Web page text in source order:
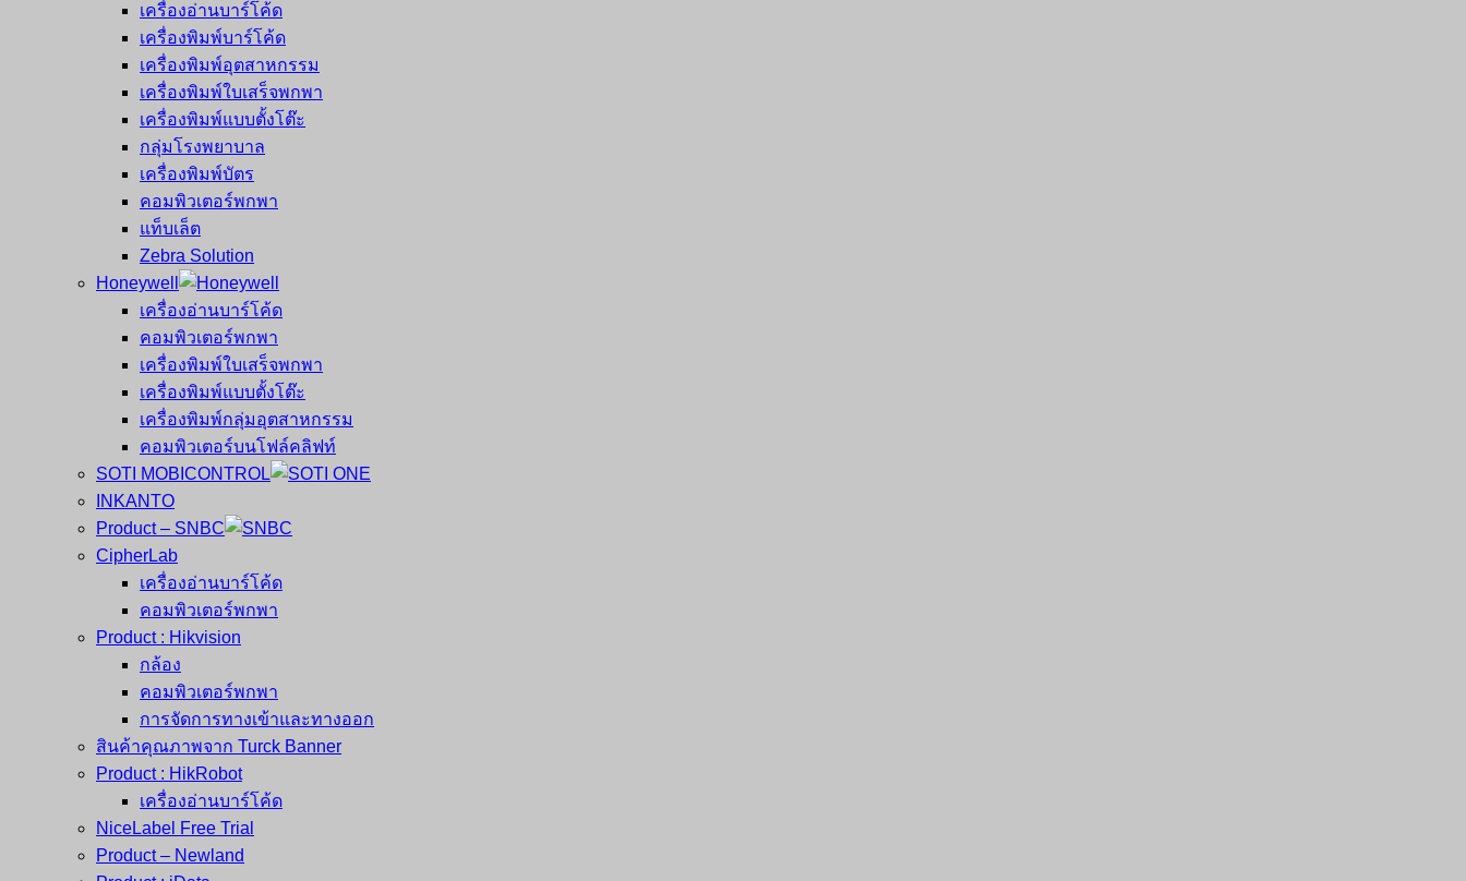
เครื่องอ่านบาร์โค้ด
เครื่องพิมพ์บาร์โค้ด
เครื่องพิมพ์อุตสาหกรรม
เครื่องพิมพ์ใบเสร็จพกพา
เครื่องพิมพ์แบบตั้งโต๊ะ
กลุ่มโรงพยาบาล
เครื่องพิมพ์บัตร
คอมพิวเตอร์พกพา
แท็บเล็ต
Zebra Solution
Honeywell
เครื่องอ่านบาร์โค้ด
คอมพิวเตอร์พกพา
เครื่องพิมพ์ใบเสร็จพกพา
เครื่องพิมพ์แบบตั้งโต๊ะ
เครื่องพิมพ์กลุ่มอุตสาหกรรม
คอมพิวเตอร์บนโฟล์คลิฟท์
SOTI MOBICONTROL
INKANTO
Product – SNBC
CipherLab
เครื่องอ่านบาร์โค้ด
คอมพิวเตอร์พกพา
Product : Hikvision
กล้อง
คอมพิวเตอร์พกพา
การจัดการทางเข้าและทางออก
สินค้าคุณภาพจาก Turck Banner
Product : HikRobot
เครื่องอ่านบาร์โค้ด
NiceLabel Free Trial
Product – Newland